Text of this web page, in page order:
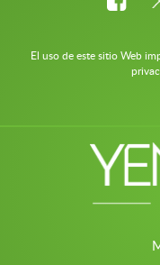
El uso de este sitio Web